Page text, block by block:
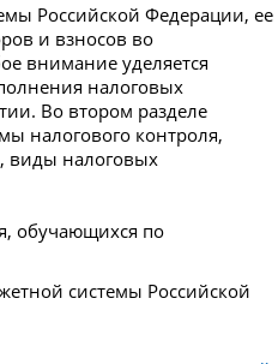
Российской Федерации, ее
и взносов во
внимание уделяется
налоговых
Во втором разделе
налогового контроля,
виды налоговых
обучающихся по
системы Российской